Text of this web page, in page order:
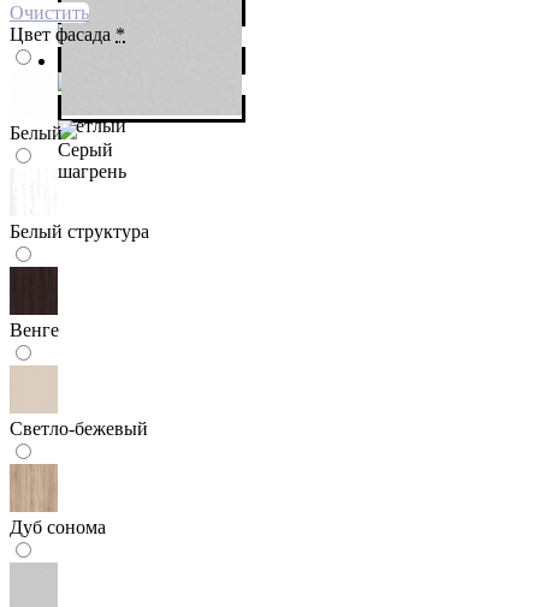
Очистить
Цвет фасада *
Белый
Белый структура
Венге
Светло-бежевый
Дуб сонома